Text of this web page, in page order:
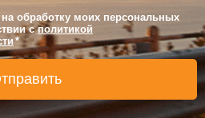
обработку моих персональных
сполитикой
*